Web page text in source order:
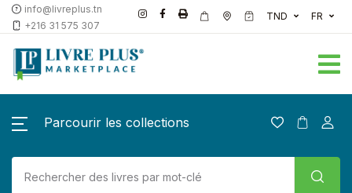
info@livreplus.tn
+216 31 575 307
TND FR
Parcourir les collections